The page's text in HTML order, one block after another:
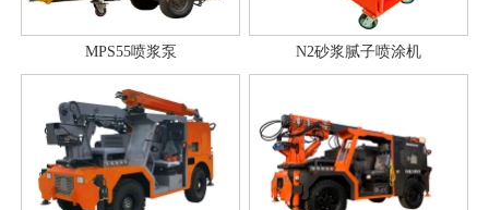
MPS55喷浆泵 N2砂浆腻子喷涂机